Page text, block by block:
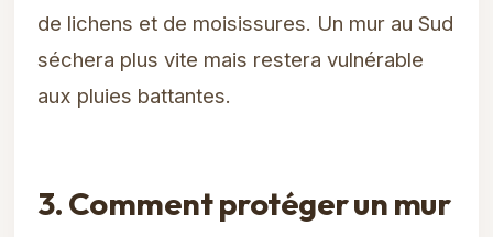
de lichens et de moisissures. Un mur au Sud
séchera plus vite mais restera vulnérable
aux pluies battantes.
3. Comment protéger un mur